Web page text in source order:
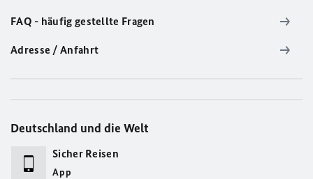
FAQ - häufig gestellte Fragen
Adresse / Anfahrt
Deutschland und die Welt
Sicher Reisen
App